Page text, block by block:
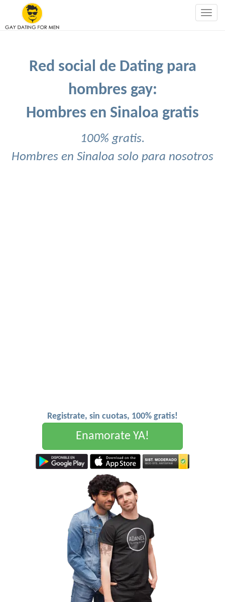
Red social de Dating para
hombres gay:
Hombres en Sinaloa gratis
100% gratis.
Hombres en Sinaloa solo para nosotros
Registrate, sin cuotas, 100% gratis!
Enamorate YA!